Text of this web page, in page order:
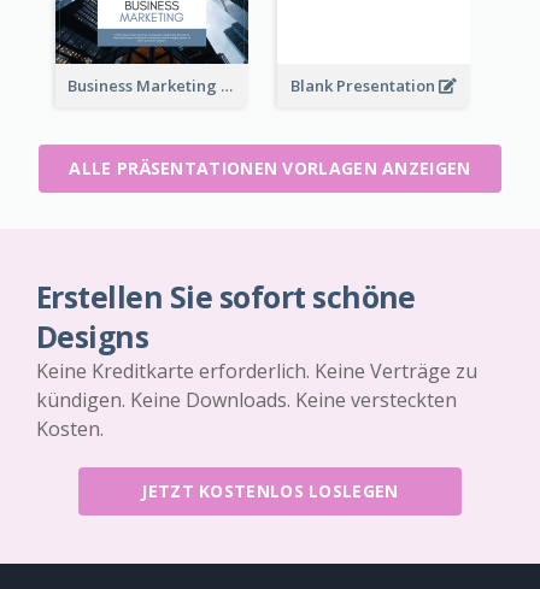
Business Marketing Presentation Blank Presentation
ALLE PRÄSENTATIONEN VORLAGEN ANZEIGEN
Erstellen Sie sofort schöne
Designs
Keine Kreditkarte erforderlich. Keine Verträge zu
kündigen. Keine Downloads. Keine versteckten
Kosten.
JETZT KOSTENLOS LOSLEGEN